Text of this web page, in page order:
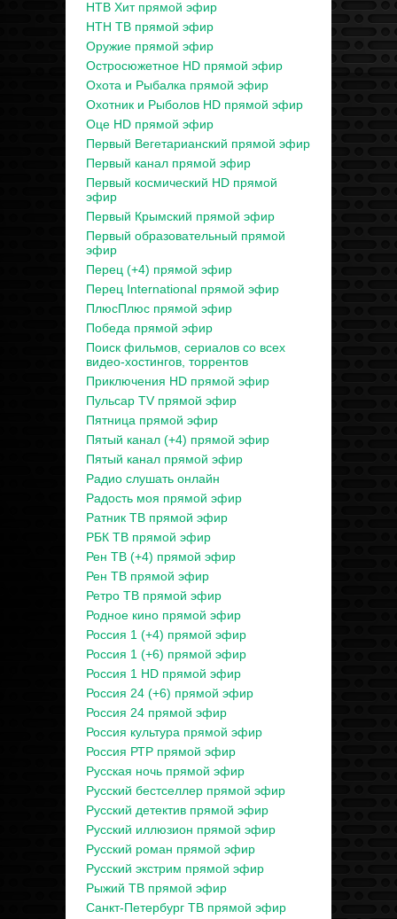
НТВ Хит прямой эфир
НТН ТВ прямой эфир
Оружие прямой эфир
Остросюжетное HD прямой эфир
Охота и Рыбалка прямой эфир
Охотник и Рыболов HD прямой эфир
Оце HD прямой эфир
Первый Вегетарианский прямой эфир
Первый канал прямой эфир
Первый космический HD прямой
эфир
Первый Крымский прямой эфир
Первый образовательный прямой
эфир
Перец (+4) прямой эфир
Перец International прямой эфир
ПлюсПлюс прямой эфир
Победа прямой эфир
Поиск фильмов, сериалов со всех
видео-хостингов, торрентов
Приключения HD прямой эфир
Пульсар TV прямой эфир
Пятница прямой эфир
Пятый канал (+4) прямой эфир
Пятый канал прямой эфир
Радио слушать онлайн
Радость моя прямой эфир
Ратник ТВ прямой эфир
РБК ТВ прямой эфир
Рен ТВ (+4) прямой эфир
Рен ТВ прямой эфир
Ретро ТВ прямой эфир
Родное кино прямой эфир
Россия 1 (+4) прямой эфир
Россия 1 (+6) прямой эфир
Россия 1 HD прямой эфир
Россия 24 (+6) прямой эфир
Россия 24 прямой эфир
Россия культура прямой эфир
Россия РТР прямой эфир
Русская ночь прямой эфир
Русский бестселлер прямой эфир
Русский детектив прямой эфир
Русский иллюзион прямой эфир
Русский роман прямой эфир
Русский экстрим прямой эфир
Рыжий ТВ прямой эфир
Санкт-Петербург ТВ прямой эфир